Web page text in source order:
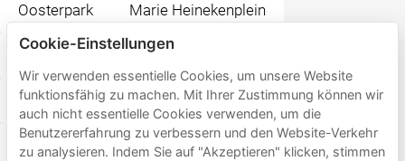
Oosterpark Marie Heinekenplein
H'ART Museum (Hermitage Amsterdam)
Amsterdam Museum Ali Ocakbaşı Amsterdam
Museum Van Loon Dignita Hoftuin
Cookie-Einstellungen
Wir verwenden essentielle Cookies, um unsere Website
funktionsfähig zu machen. Mit Ihrer Zustimmung können wir
auch nicht essentielle Cookies verwenden, um die
Benutzererfahrung zu verbessern und den Website-Verkehr
zu analysieren. Indem Sie auf "Akzeptieren" klicken, stimmen